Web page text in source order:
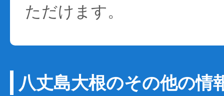
ただけます。
八丈島大根のその他の情